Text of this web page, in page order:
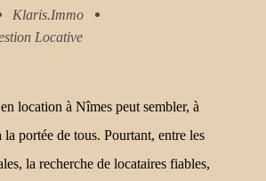
Klaris.immo
Locative
location à Nîmes peut sembler, à
la portée de tous. Pourtant, entre les
la recherche de locataires fiables,